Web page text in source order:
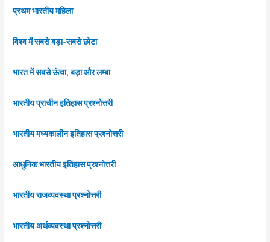
प्रथम भारतीय महिला
विश्व में सबसे बड़ा-सबसे छोटा
भारत में सबसे ऊंचा, बड़ा और लम्बा
भारतीय प्राचीन इतिहास प्रश्नोत्तरी
भारतीय मध्यकालीन इतिहास प्रश्नोत्तरी
आधुनिक भारतीय इतिहास प्रश्नोत्तरी
भारतीय राजव्यवस्था प्रश्नोत्तरी
भारतीय अर्थव्यवस्था प्रश्नोत्तरी